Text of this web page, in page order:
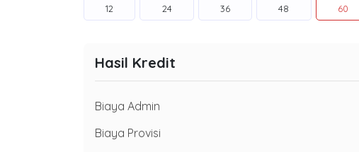
12 24 36 48 60
Hasil Kredit
Biaya Admin
Biaya Provisi